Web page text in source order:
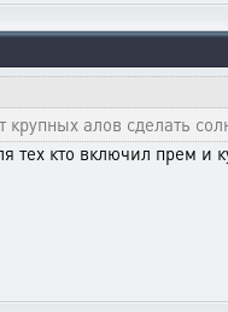
крупных алов сделать
тех кто включил прем и